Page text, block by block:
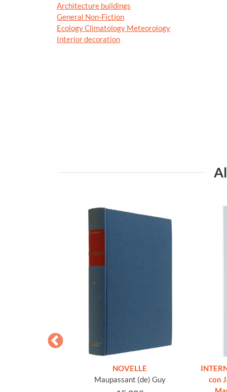
Architecture buildings
General Non-Fiction
Ecology Climatology Meteorology
Interior decoration
NOVELLE
Maupassant (de) Guy
con